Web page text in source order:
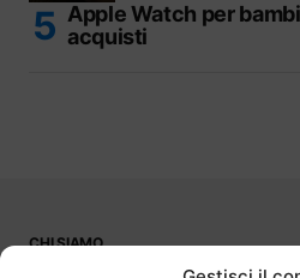
Apple Watch per
acquisti
CHI SIAMO